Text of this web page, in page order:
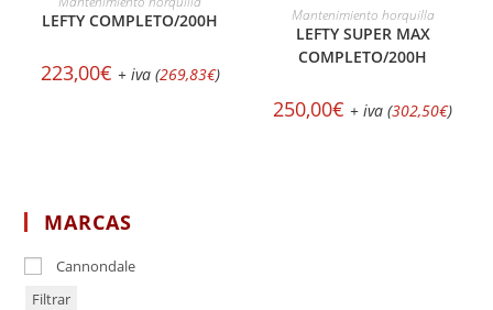
LEFTY COMPLETO/200H
223,00€ + iva (269,83€)
SELECCIONAR OPCIONES
Mantenimiento horquilla
LEFTY SUPER MAX
COMPLETO/200H
250,00€ + iva (302,50€)
MARCAS
Cannondale
Filtrar